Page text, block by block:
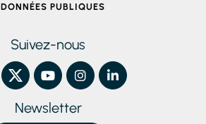
DONNÉES PUBLIQUES
Suivez-nous
Newsletter